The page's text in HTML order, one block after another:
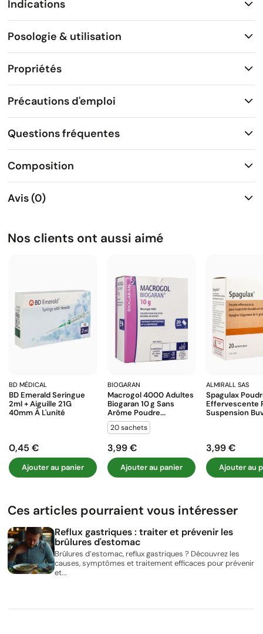
Indications
Posologie & utilisation
Propriétés
Précautions d'emploi
Questions fréquentes
Composition
Avis (0)
Nos clients ont aussi aimé
BD MÉDICAL
BD Emerald Seringue
2ml + Aiguille 21G
40mm À L'unité
Prix
0,45 €
Ajouter au panier
BIOGARAN
Macrogol 4000 Adultes
Biogaran 10 G Sans
Arôme Poudre...
20 sachets
Prix
3,99 €
Ajouter au panier
ALMIRALL SAS
Spagulax
Effervescente
Suspension
Prix
3,99 €
Ajouter au
Ces articles pourraient vous intéresser
Reflux gastriques : traiter et prévenir les
brûlures d'estomac
Brûlures d’estomac, reflux gastriques ? Découvrez les
causes, symptômes et traitement efficaces pour prévenir
et...